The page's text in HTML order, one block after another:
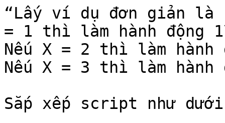
“Lấy ví dụ đơn giản là
= 1 thì làm hành động
Nếu X = 2 thì làm hành
Nếu X = 3 thì làm hành
Sắp xếp script như